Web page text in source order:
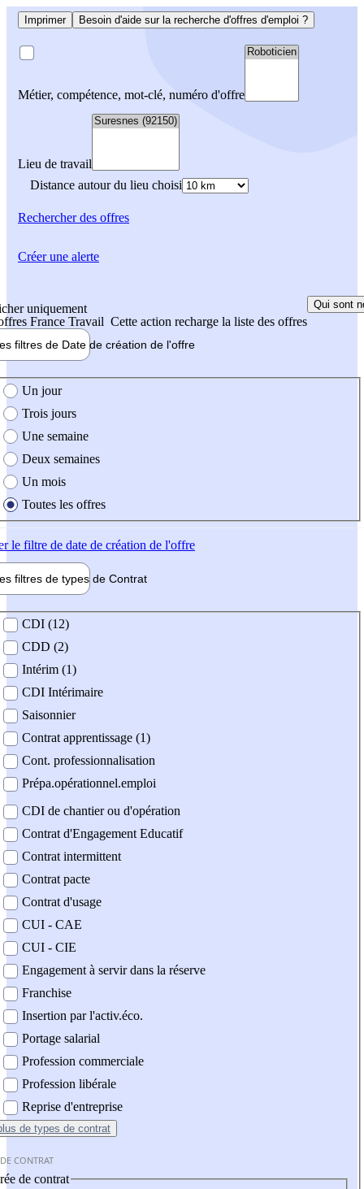
Imprimer Besoin d'aide sur la recherche d'offres d'emploi ?
Métier, compétence, mot-clé, numéro d'offre
Lieu de travail
Distance autour du lieu choisi
Rechercherdes offres
uniquement
France Travail Cette action recharge la liste des offres
Qui sont
filtres de Date de création de l'offre
création de l'offre
Un jour
Trois jours
Une semaine
Deux semaines
Un mois
Toutes les offres
le filtre de date de création de l'offre
filtres de types de Contrat
contrat
CDI (12)
CDD (2)
Intérim (1)
CDI Intérimaire
Saisonnier
Contrat apprentissage (1)
Cont. professionnalisation
Prépa.opérationnel.emploi
CDI de chantier ou d'opération
Contrat d'Engagement Educatif
Contrat intermittent
Contrat pacte
Contrat d'usage
CUI - CAE
CUI - CIE
Engagement à servir dans la réserve
Franchise
Insertion par l'activ.éco.
Portage salarial
Profession commerciale
Profession libérale
Reprise d'entreprise
de types de contrat
CONTRAT
de contrat
Créer une alerte